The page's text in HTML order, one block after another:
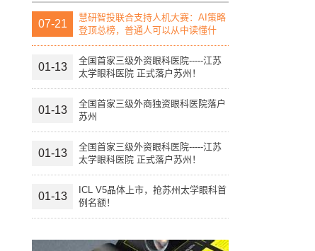
07-21
慧研智投联合支持人机大赛：AI策略
登顶总榜，普通人可以从中读懂什
么？
01-13
全国首家三级外资眼科医院-----江苏
太学眼科医院 正式落户苏州！
01-13
全国首家三级外商独资眼科医院落户
苏州
01-13
全国首家三级外资眼科医院-----江苏
太学眼科医院 正式落户苏州！
01-13
ICL V5晶体上市，抢苏州太学眼科首
例名额！